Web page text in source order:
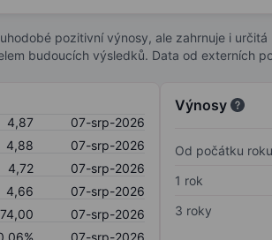
pozitivní výnosy, ale zahrnuje i
budoucích výsledků. Data od externích
4,87
07-srp-2026
4,88
07-srp-2026
4,72
07-srp-2026
4,66
07-srp-2026
07-srp-2026
07-srp-2026
Výnosy
Od počátku
1 rok
3 roky